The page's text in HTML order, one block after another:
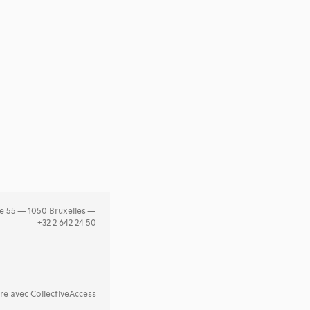
55 — 1050 Bruxelles —
+32 2 642 24 50
avec CollectiveAccess